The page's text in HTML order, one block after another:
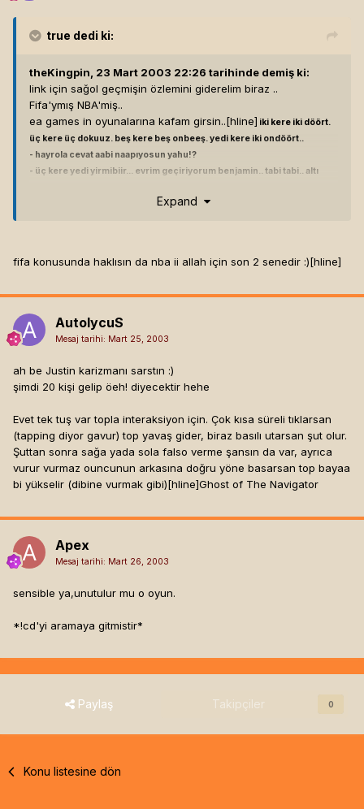
true dedi ki:
theKingpin, 23 Mart 2003 22:26 tarihinde demiş ki:
link için sağol geçmişin özlemini giderelim biraz ..
Fifa'ymış NBA'miş..
ea games in oyunalarına kafam girsin..[hline] iki kere iki döört.
üç kere üç dokuuz. beş kere beş onbeeş. yedi kere iki ondöört..
- hayrola cevat aabi naapıyosun yahu!?
- üç kere yedi yirmibiir... evrim geçiriyorum benjamin.. tabi tabi.. altı
Expand
fifa konusunda haklısın da nba ii allah için son 2 senedir :)[hline]
AutolycuS
Mesaj tarihi: Mart 25, 2003
ah be Justin karizmanı sarstın :)
şimdi 20 kişi gelip öeh! diyecektir hehe
Evet tek tuş var topla interaksiyon için. Çok kısa süreli tıklarsan
(tapping diyor gavur) top yavaş gider, biraz basılı utarsan şut olur.
Şuttan sonra sağa yada sola falso verme şansın da var, ayrıca
vurur vurmaz ouncunun arkasına doğru yöne basarsan top bayaa
bi yükselir (dibine vurmak gibi)[hline]Ghost of The Navigator
Apex
Mesaj tarihi: Mart 26, 2003
sensible ya,unutulur mu o oyun.
*!cd'yi aramaya gitmistir*
Paylaş Takipçiler 0
Konu listesine dön